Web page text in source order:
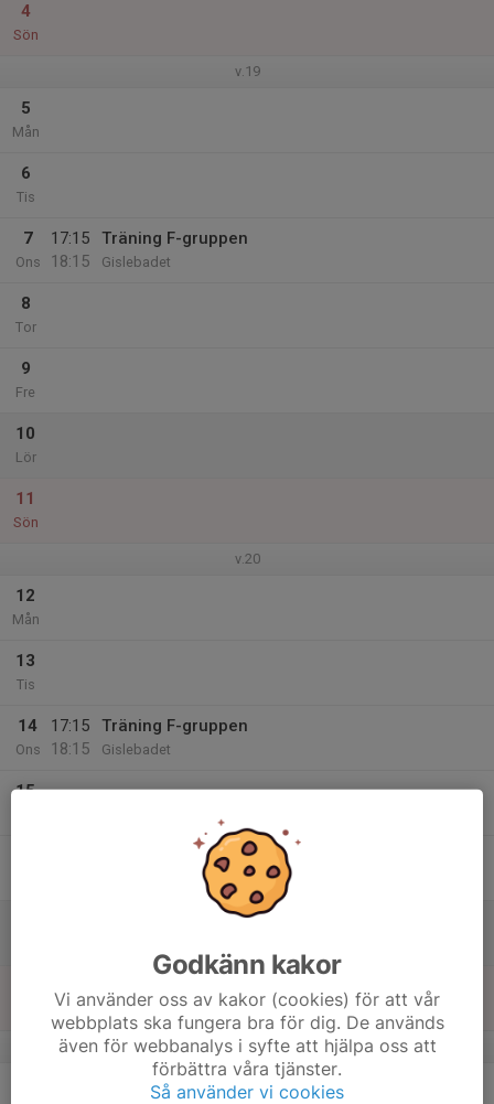
4
Sön
v.19
5
Mån
6
Tis
7
Ons
17:15
18:15
Träning F-gruppen
Gislebadet
8
Tor
9
Fre
10
Lör
11
Sön
v.20
12
Mån
13
Tis
14
Ons
17:15
18:15
Träning F-gruppen
Gislebadet
15
v.21
Godkänn kakor
Vi använder oss av kakor (cookies) för att vår
webbplats ska fungera bra för dig. De används
även för webbanalys i syfte att hjälpa oss att
förbättra våra tjänster.
Så använder vi cookies